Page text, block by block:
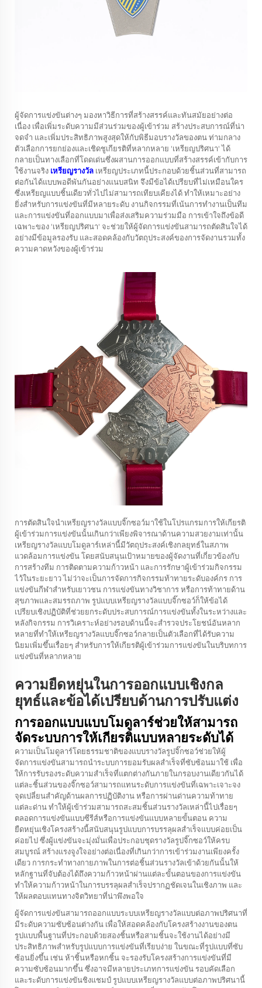
ผู้จัดการแข่งขันต่างๆ มองหาวิธีการที่สร้างสรรค์และทันสมัยอย่างต่อ
เนื่อง เพื่อเพิ่มระดับความมีส่วนร่วมของผู้เข้าร่วม สร้างประสบการณ์ที่น่า
จดจำ และเพิ่มประสิทธิภาพสูงสุดให้กับพิธีมอบรางวัลของตน ท่ามกลาง
ตัวเลือกการยกย่องและเชิดชูเกียรติที่หลากหลาย 'เหรียญปริศนา' ได้
กลายเป็นทางเลือกที่โดดเด่นซึ่งผสานการออกแบบที่สร้างสรรค์เข้ากับการ
ใช้งานจริง เหรียญรางวัล เหรียญประเภทนี้ประกอบด้วยชิ้นส่วนที่สามารถ
ต่อกันได้แบบพอดีพันกันอย่างแนบสนิท จึงมีข้อได้เปรียบที่ไม่เหมือนใคร
ซึ่งเหรียญแบบชิ้นเดียวทั่วไปไม่สามารถเทียบเคียงได้ ทำให้เหมาะอย่าง
ยิ่งสำหรับการแข่งขันที่มีหลายระดับ งานกิจกรรมที่เน้นการทำงานเป็นทีม
และการแข่งขันที่ออกแบบมาเพื่อส่งเสริมความร่วมมือ การเข้าใจถึงข้อดี
เฉพาะของ 'เหรียญปริศนา' จะช่วยให้ผู้จัดการแข่งขันสามารถตัดสินใจได้
อย่างมีข้อมูลรองรับ และสอดคล้องกับวัตถุประสงค์ของการจัดงานรวมทั้ง
ความคาดหวังของผู้เข้าร่วม
การตัดสินใจนำเหรียญรางวัลแบบจิ๊กซอว์มาใช้ในโปรแกรมการให้เกียรติ
ผู้เข้าร่วมการแข่งขันนั้นเกินกว่าเพียงพิจารณาด้านความสวยงามเท่านั้น
เหรียญรางวัลแบบโมดูลาร์เหล่านี้มีวัตถุประสงค์เชิงกลยุทธ์ในสภาพ
แวดล้อมการแข่งขัน โดยสนับสนุนเป้าหมายของผู้จัดงานที่เกี่ยวข้องกับ
การสร้างทีม การติดตามความก้าวหน้า และการรักษาผู้เข้าร่วมกิจกรรม
ไว้ในระยะยาว ไม่ว่าจะเป็นการจัดการกิจกรรมท้าทายระดับองค์กร การ
แข่งขันกีฬาสำหรับเยาวชน การแข่งขันทางวิชาการ หรือการท้าทายด้าน
สุขภาพและสมรรถภาพ รูปแบบเหรียญรางวัลแบบจิ๊กซอว์ก็ให้ข้อได้
เปรียบเชิงปฏิบัติที่ช่วยยกระดับประสบการณ์การแข่งขันทั้งในระหว่างและ
หลังกิจกรรม การวิเคราะห์อย่างรอบด้านนี้จะสำรวจประโยชน์อันหลาก
หลายที่ทำให้เหรียญรางวัลแบบจิ๊กซอว์กลายเป็นตัวเลือกที่ได้รับความ
นิยมเพิ่มขึ้นเรื่อยๆ สำหรับการให้เกียรติผู้เข้าร่วมการแข่งขันในบริบทการ
แข่งขันที่หลากหลาย
ความยืดหยุ่นในการออกแบบเชิงกล
ยุทธ์และข้อได้เปรียบด้านการปรับแต่ง
การออกแบบแบบโมดูลาร์ช่วยให้สามารถ
จัดระบบการให้เกียรติแบบหลายระดับได้
ความเป็นโมดูลาร์โดยธรรมชาติของแบบรางวัลรูปจิ๊กซอว์ช่วยให้ผู้
จัดการแข่งขันสามารถนำระบบการยอมรับผลสำเร็จที่ซับซ้อนมาใช้ เพื่อ
ให้การรับรองระดับความสำเร็จที่แตกต่างกันภายในกรอบงานเดียวกันได้
แต่ละชิ้นส่วนของจิ๊กซอว์สามารถแทนระดับการแข่งขันที่เฉพาะเจาะจง
จุดเปลี่ยนสำคัญด้านผลการปฏิบัติงาน หรือการผ่านด่านความท้าทาย
แต่ละด่าน ทำให้ผู้เข้าร่วมสามารถสะสมชิ้นส่วนรางวัลเหล่านี้ไปเรื่อยๆ
ตลอดการแข่งขันแบบซีรีส์หรือการแข่งขันแบบหลายขั้นตอน ความ
ยืดหยุ่นเชิงโครงสร้างนี้สนับสนุนรูปแบบการบรรลุผลสำเร็จแบบค่อยเป็น
ค่อยไป ซึ่งผู้แข่งขันจะมุ่งมั่นเพื่อประกอบชุดรางวัลรูปจิ๊กซอว์ให้ครบ
สมบูรณ์ สร้างแรงจูงใจอย่างต่อเนื่องที่เกินกว่าการเข้าร่วมงานเพียงครั้ง
เดียว การกระทำทางกายภาพในการต่อชิ้นส่วนรางวัลเข้าด้วยกันนั้นให้
หลักฐานที่จับต้องได้ถึงความก้าวหน้าผ่านแต่ละขั้นตอนของการแข่งขัน
ทำให้ความก้าวหน้าในการบรรลุผลสำเร็จปรากฏชัดเจนในเชิงภาพ และ
ให้ผลตอบแทนทางจิตวิทยาที่น่าพึงพอใจ
ผู้จัดการแข่งขันสามารถออกแบบระบบเหรียญรางวัลแบบต่อภาพปริศนาที่
มีระดับความซับซ้อนต่างกัน เพื่อให้สอดคล้องกับโครงสร้างงานของตน
รูปแบบพื้นฐานที่ประกอบด้วยสองชิ้นหรือสามชิ้นจะใช้งานได้อย่างมี
ประสิทธิภาพสำหรับรูปแบบการแข่งขันที่เรียบง่าย ในขณะที่รูปแบบที่ซับ
ซ้อนยิ่งขึ้น เช่น ห้าชิ้นหรือหกชิ้น จะรองรับโครงสร้างการแข่งขันที่มี
ความซับซ้อนมากขึ้น ซึ่งอาจมีหลายประเภทการแข่งขัน รอบคัดเลือก
และระดับการแข่งขันชิงแชมป์ รูปแบบเหรียญรางวัลแบบต่อภาพปริศนานี้